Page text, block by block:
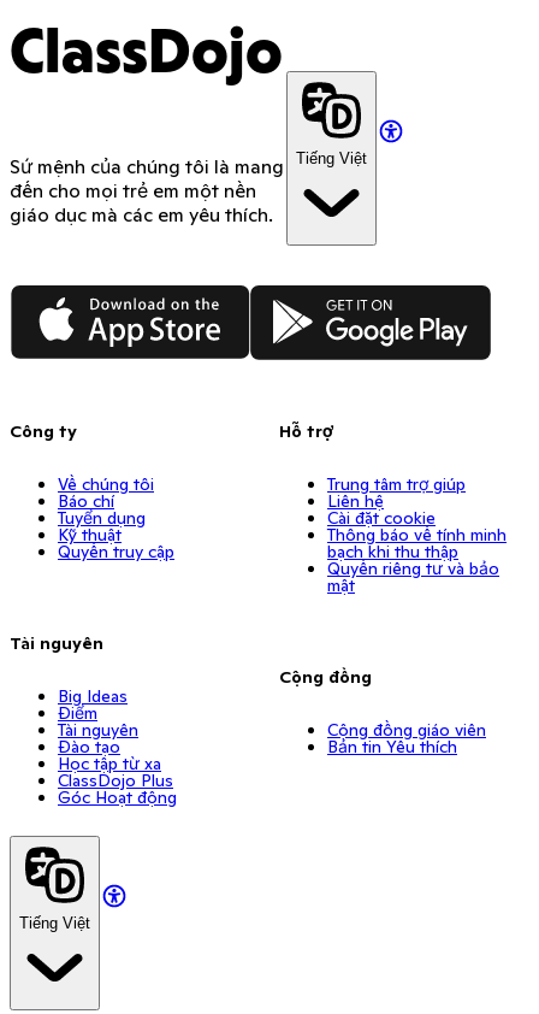
ClassDojo
Sứ mệnh của chúng tôi là mang
đến cho mọi trẻ em một nền
giáo dục mà các em yêu thích.
Tiếng Việt
App Store Google Play
Công ty
Về chúng tôi
Báo chí
Tuyển dụng
Kỹ thuật
Quyền truy cập
Tài nguyên
Big Ideas
Điểm
Tài nguyên
Đào tạo
Học tập từ xa
ClassDojo Plus
Góc Hoạt động
Hỗ trợ
Trung tâm trợ giúp
Liên hệ
Cài đặt cookie
Thông báo về tính minh
bạch khi thu thập
Quyền riêng tư và bảo
mật
Cộng đồng
Cộng đồng giáo viên
Bản tin Yêu thích
Tiếng Việt